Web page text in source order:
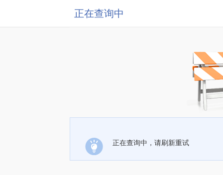
正在查询中
正在查询中，请刷新重试